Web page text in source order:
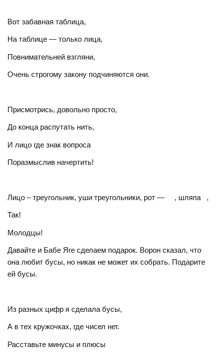
Вот забавная таблица,
На таблице — только лица,
Повнимательней взгляни,
Очень строгому закону подчиняются они.
Присмотрись, довольно просто,
До конца распутать нить,
И лицо где знак вопроса
Поразмыслив начертить!
Лицо – треугольник, уши треугольники, рот — , шляпа ,
Так!
Молодцы!
Давайте и Бабе Яге сделаем подарок. Ворон сказал, что
она любит бусы, но никак не может их собрать. Подарите
ей бусы.
Из разных цифр я сделала бусы,
А в тех кружочках, где чисел нет.
Расставьте минусы и плюсы